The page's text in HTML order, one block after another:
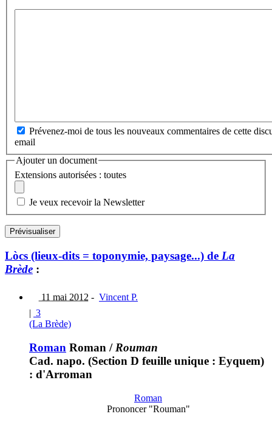
Prévenez-moi de tous les nouveaux commentaires de cette
email
Ajouter un document
Extensions autorisées : toutes
Je veux recevoir la Newsletter
Lòcs (lieux-dits = toponymie, paysage...) de La
Brède :
11 mai 2012 - Vincent P.
| 3
(La Brède)
Roman Roman / Rouman
Cad. napo. (Section D feuille unique : Eyquem)
: d'Arroman
Roman
Prononcer "Rouman"